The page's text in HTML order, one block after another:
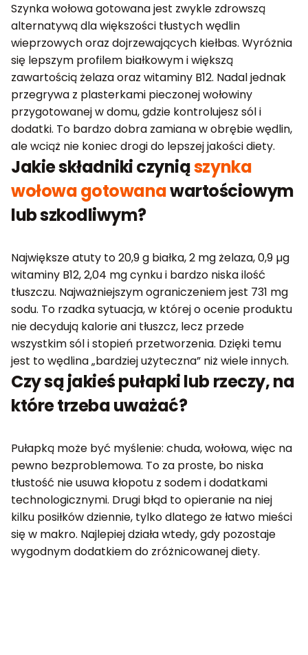
Szynka wołowa gotowana jest zwykle zdrowszą
alternatywą dla większości tłustych wędlin
wieprzowych oraz dojrzewających kiełbas. Wyróżnia
się lepszym profilem białkowym i większą
zawartością żelaza oraz witaminy B12. Nadal jednak
przegrywa z plasterkami pieczonej wołowiny
przygotowanej w domu, gdzie kontrolujesz sól i
dodatki. To bardzo dobra zamiana w obrębie wędlin,
ale wciąż nie koniec drogi do lepszej jakości diety.
Jakie składniki czyniąszynka
wołowa gotowanawartościowym
lub szkodliwym?
Największe atuty to 20,9 g białka, 2 mg żelaza, 0,9 µg
witaminy B12, 2,04 mg cynku i bardzo niska ilość
tłuszczu. Najważniejszym ograniczeniem jest 731 mg
sodu. To rzadka sytuacja, w której o ocenie produktu
nie decydują kalorie ani tłuszcz, lecz przede
wszystkim sól i stopień przetworzenia. Dzięki temu
jest to wędlina „bardziej użyteczna” niż wiele innych.
Czy są jakieś pułapki lub rzeczy, na
które trzeba uważać?
Pułapką może być myślenie: chuda, wołowa, więc na
pewno bezproblemowa. To za proste, bo niska
tłustość nie usuwa kłopotu z sodem i dodatkami
technologicznymi. Drugi błąd to opieranie na niej
kilku posiłków dziennie, tylko dlatego że łatwo mieści
się w makro. Najlepiej działa wtedy, gdy pozostaje
wygodnym dodatkiem do zróżnicowanej diety.